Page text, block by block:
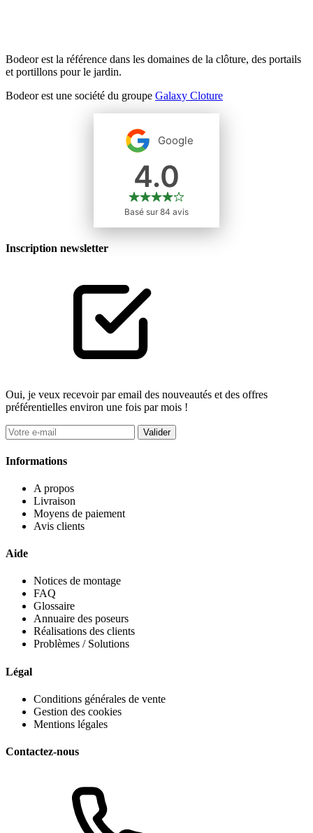
Bodeor est la référence dans les domaines de la clôture, des portails
et portillons pour le jardin.
Bodeor est une société du groupe Galaxy Cloture
Inscription newsletter
Oui, je veux recevoir par email des nouveautés et des offres
préférentielles environ une fois par mois !
Valider
Informations
A propos
Livraison
Moyens de paiement
Avis clients
Aide
Notices de montage
FAQ
Glossaire
Annuaire des poseurs
Réalisations des clients
Problèmes / Solutions
Légal
Conditions générales de vente
Gestion des cookies
Mentions légales
Contactez-nous